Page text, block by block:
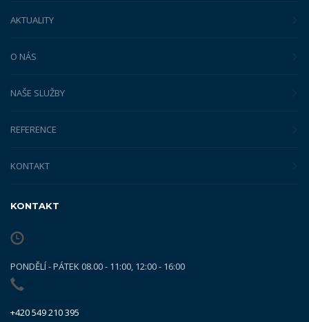
AKTUALITY
O NÁS
NAŠE SLUŽBY
REFERENCE
KONTAKT
KONTAKT
PONDĚLÍ - PÁTEK 08.00 - 11:00, 12:00 - 16:00
+420 549 210 395